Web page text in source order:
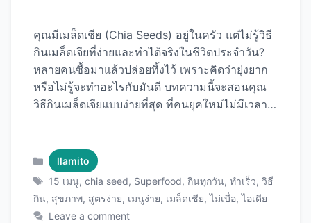
คุณมีเมล็ดเชีย (Chia Seeds) อยู่ในครัว แต่ไม่รู้วิธี
กินเมล็ดเจียที่ง่ายและทำได้จริงในชีวิตประจำวัน?
หลายคนซื้อมาแล้วปล่อยทิ้งไว้ เพราะคิดว่ายุ่งยาก
หรือไม่รู้จะทำอะไรกับมันดี บทความนี้จะสอนคุณ
วิธีกินเมล็ดเจียแบบง่ายที่สุด ที่คนยุคใหม่ไม่มีเวลาก็
เปลี่ยนชีวิตคุณให้สุขภาพดีขึ้นอย่างง่ายดาย! กฎ
เหล็ก 3 ข้อ ก่อนเริ่มกินเมล็ดเชีย ข้อ 1: แช่น้ำก่อน
กิน (ง่ายที่สุด ปลอดภัยที่สุด) ทำไมต้องแช่? วิธีแช่
แบบง่ายที่สุด: เคล็ดลับ: ใช้ขวดน้ำมีฝา เขย่าแทนคน
Categories
llamito
Tags
15 เมนู,chia seed, Superfood,กินทุกวัน,ทำเร็ว,วิธี
กิน, สุขภาพ, สูตรง่าย, เมนูง่าย, เมล็ดเชีย,ไม่เบื่อ,ไอเดีย
Leave a comment